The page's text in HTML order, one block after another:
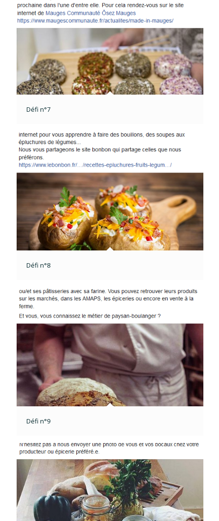
Défi n°7
Défi n°8
Défi n°9